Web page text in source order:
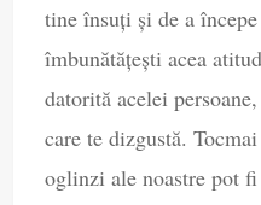
tine însuți și de a
îmbunătățești acea
datorită acelei
care te dizgustă.
oglinzi ale noastre pot